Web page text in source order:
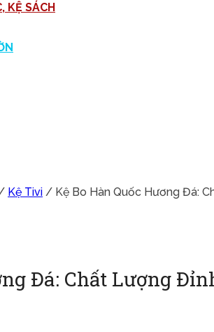
KỆ SÁCH
Kệ Tivi / Kệ Bo Hàn Quốc Hương Đá:
Đá: Chất Lượng